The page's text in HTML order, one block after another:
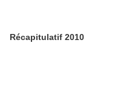
Récapitulatif 2010